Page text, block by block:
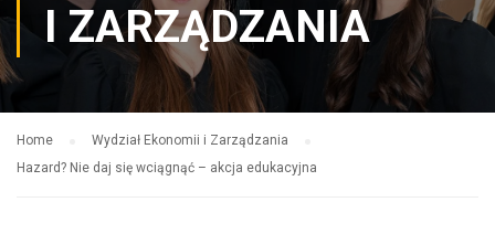
I ZARZĄDZANIA
Home
Wydział Ekonomii i Zarządzania
Hazard? Nie daj się wciągnąć – akcja edukacyjna